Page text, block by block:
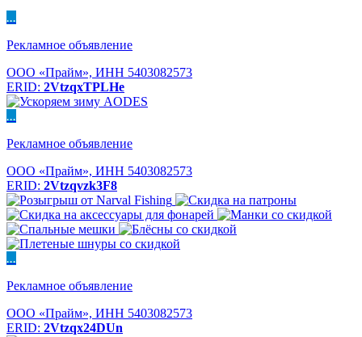
...
Рекламное объявление
ООО «Прайм», ИНН 5403082573
ERID: 2VtzqxTPLHe
...
Рекламное объявление
ООО «Прайм», ИНН 5403082573
ERID: 2Vtzqvzk3F8
...
Рекламное объявление
ООО «Прайм», ИНН 5403082573
ERID: 2Vtzqx24DUn